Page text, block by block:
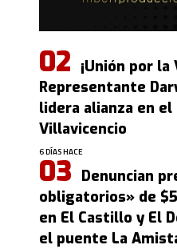
¡Unión por la
Representante
lidera alianza en el
Villavicencio
6 DÍAS HACE
Denuncian
obligatorios» de
en El Castillo y El
el puente La